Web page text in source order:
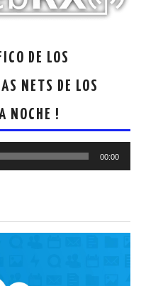
DE LOS
NETS DE LOS
NOCHE !
00:00